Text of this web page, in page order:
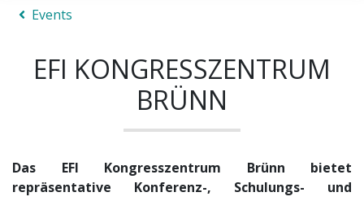
Events
EFI KONGRESSZENTRUM
BRÜNN
Das EFI Kongresszentrum Brünn bietet
repräsentative Konferenz-, Schulungs- und